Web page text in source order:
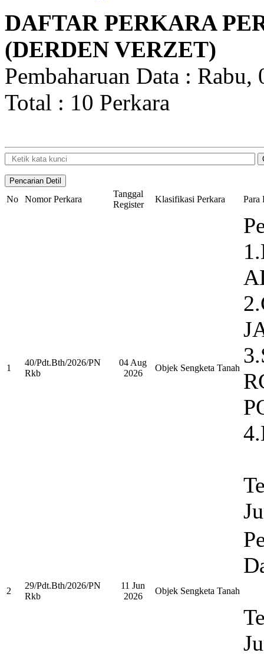
DAFTAR PERKARA
(DERDEN VERZET)
Pembaharuan Data :
Total : 10 Perkara
No Nomor Perkara
Tanggal
Register
Klasifikasi Perkara Para
1
40/Pdt.Bth/2026/PN
Rkb
04 Aug
2026
Objek Sengketa Tanah
2
29/Pdt.Bth/2026/PN
Rkb
11 Jun
2026
Objek Sengketa Tanah